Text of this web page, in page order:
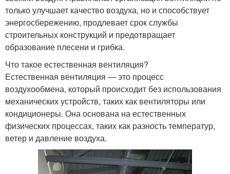
только улучшает качество воздуха, но и способствует
энергосбережению, продлевает срок службы
строительных конструкций и предотвращает
образование плесени и грибка.
Что такое естественная вентиляция?
Естественная вентиляция — это процесс
воздухообмена, который происходит без использования
механических устройств, таких как вентиляторы или
кондиционеры. Она основана на естественных
физических процессах, таких как разность температур,
ветер и давление воздуха.